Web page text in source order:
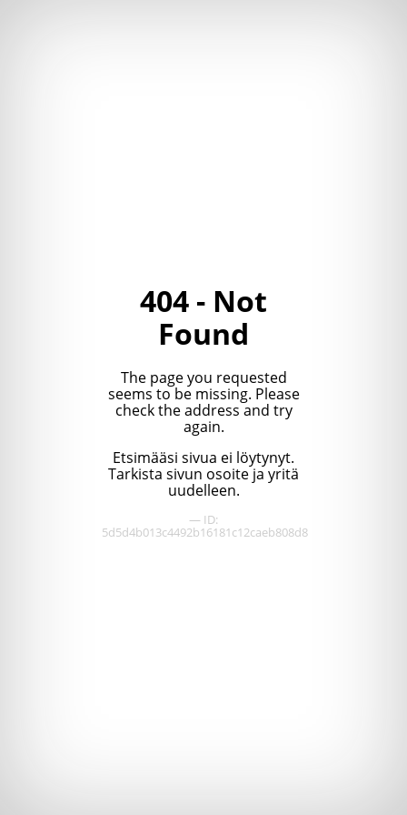
404 - Not
Found
The page you requested
seems to be missing. Please
check the address and try
again.
Etsimääsi sivua ei löytynyt.
Tarkista sivun osoite ja yritä
uudelleen.
— ID:
5d5d4b013c4492b16181c12caeb808d8